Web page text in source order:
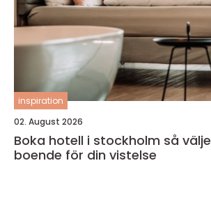
inspiration
02. August 2026
Boka hotell i stockholm så väljer du rätt
boende för din vistelse